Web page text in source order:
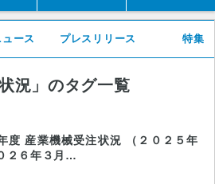
ース プレスリリース 特集
況」のタグ一覧
度 産業機械受注状況 （２０２５年
２６年３月…